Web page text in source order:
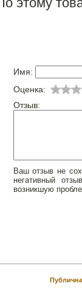
Имя:
Оценка:
Отзыв:
Ваш отзыв не
негативный
возникшую